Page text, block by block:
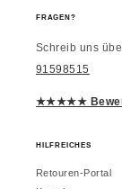
FRAGEN?
Schreib uns
91598515
★★★★★
HILFREICHES
Retouren-Portal